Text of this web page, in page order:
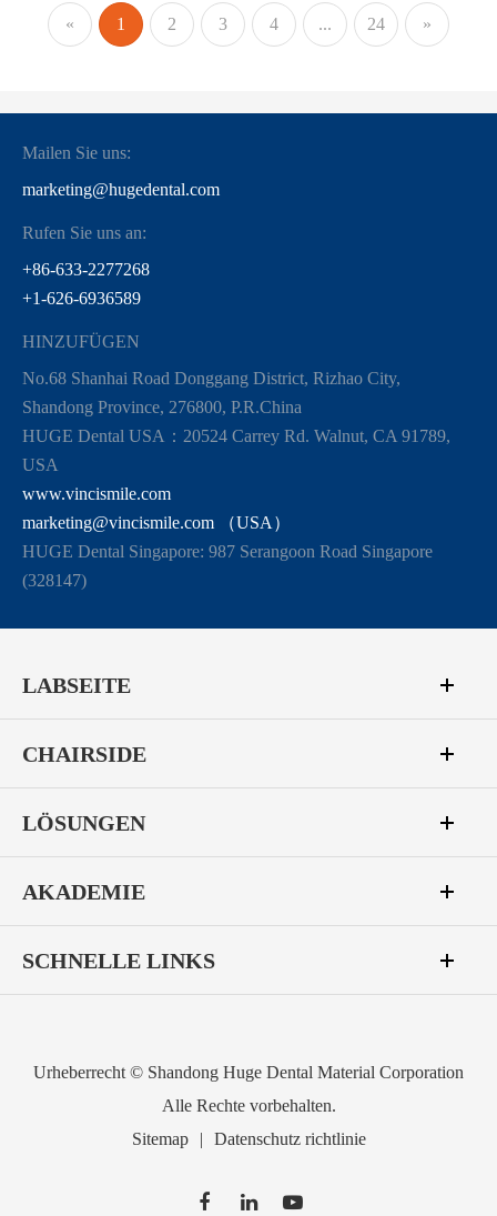
« 1 2 3 4 ... 24 »
Mailen Sie uns:
marketing@hugedental.com
Rufen Sie uns an:
+86-633-2277268
+1-626-6936589
HINZUFÜGEN
No.68 Shanhai Road Donggang District, Rizhao City,
Shandong Province, 276800, P.R.China
HUGE Dental USA：20524 Carrey Rd. Walnut, CA 91789,
USA
www.vincismile.com
marketing@vincismile.com （USA）
HUGE Dental Singapore: 987 Serangoon Road Singapore
(328147)
LABSEITE
CHAIRSIDE
LÖSUNGEN
AKADEMIE
SCHNELLE LINKS
Urheberrecht © Shandong Huge Dental Material Corporation
Alle Rechte vorbehalten.
Sitemap
Datenschutz richtlinie